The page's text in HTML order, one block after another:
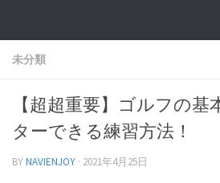
未分類
【超超重要】ゴルフの基
ターできる練習方法！
BYNAVIENJOY · 2021年4月25日